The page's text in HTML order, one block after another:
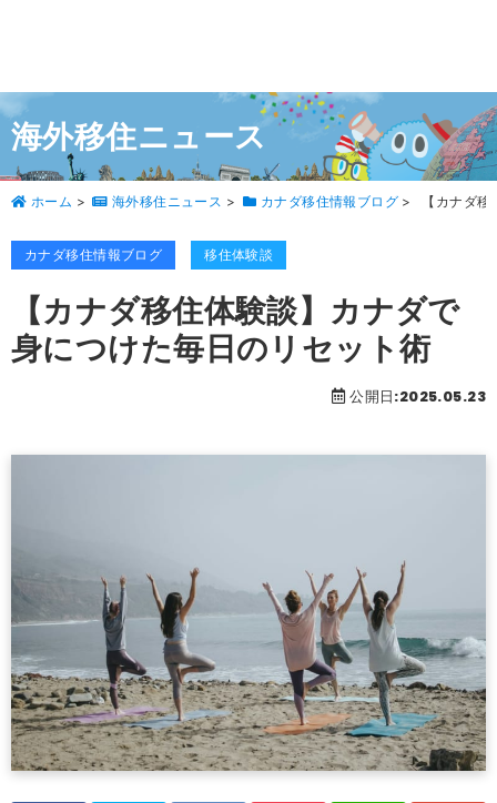
海外移住ニュース
ホーム > 海外移住ニュース > カナダ移住情報ブログ > 【カナダ
カナダ移住情報ブログ 移住体験談
【カナダ移住体験談】カナダで
身につけた毎日のリセット術
公開日:2025.05.23